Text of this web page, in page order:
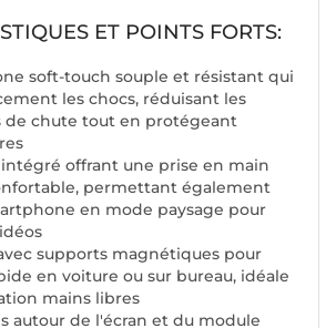
ET POINTS FORTS:
soft-touch souple et résistant qui
les chocs, réduisant les
de chute tout en protégeant
offrant une prise en main
permettant également
en mode paysage pour
supports magnétiques pour
en voiture ou sur bureau, idéale
mains libres
autour de l'écran et du module